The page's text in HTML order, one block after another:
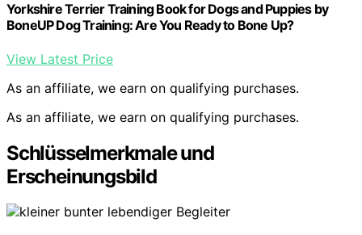
Yorkshire Terrier Training Book for Dogs and Puppies by
BoneUP Dog Training: Are You Ready to Bone Up?
View Latest Price
As an affiliate, we earn on qualifying purchases.
As an affiliate, we earn on qualifying purchases.
Schlüsselmerkmale und
Erscheinungsbild